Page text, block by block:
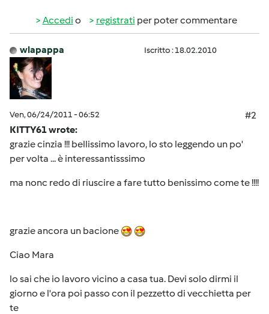
Accedi o registrati per poter commentare
wlapappa Iscritto : 18.02.2010
Ven, 06/24/2011 - 06:52
#2
KITTY61 wrote:
grazie cinzia !!! bellissimo lavoro, lo sto leggendo un po'
per volta ... è interessantisssimo
ma nonc redo di riuscire a fare tutto benissimo come te !!!!
grazie ancora un bacione
Ciao Mara
lo sai che io lavoro vicino a casa tua. Devi solo dirmi il
giorno e l'ora poi passo con il pezzetto di vecchietta per
te